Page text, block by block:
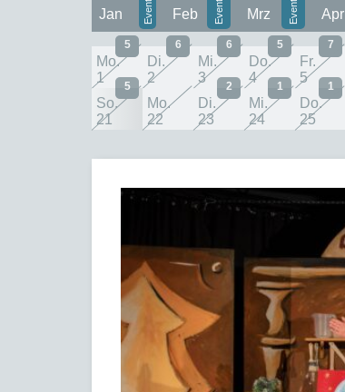
Jan Feb Mrz Apr
Mo.
1
5
Di.
2
6
Mi.
3
6
Do.
4
5
Fr.
5
7
So.
21
5
Mo.
22
Di.
23
2
Mi.
24
1
Do.
25
1